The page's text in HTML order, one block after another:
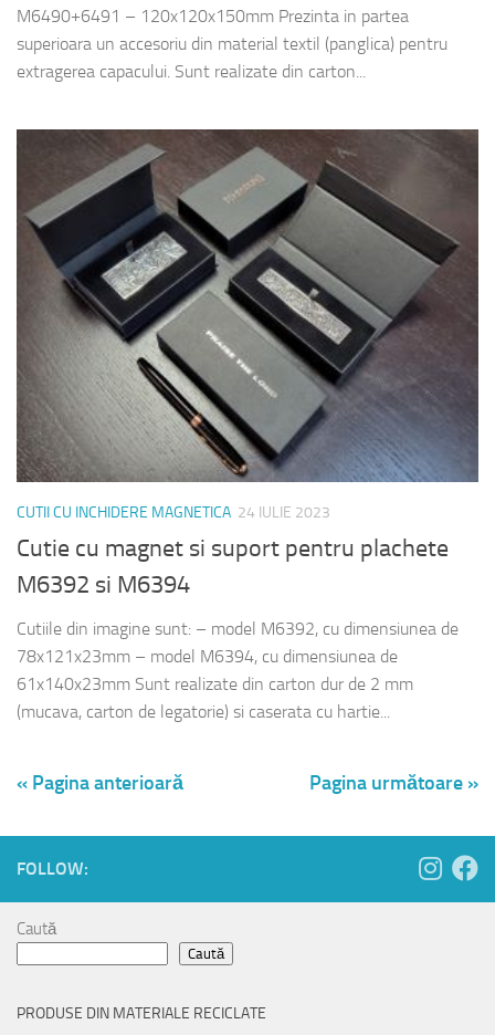
M6490+6491 – 120x120x150mm Prezinta in partea
superioara un accesoriu din material textil (panglica) pentru
extragerea capacului. Sunt realizate din carton...
CUTII CU INCHIDERE MAGNETICA 24 IULIE 2023
Cutie cu magnet si suport pentru plachete
M6392 si M6394
Cutiile din imagine sunt: – model M6392, cu dimensiunea de
78x121x23mm – model M6394, cu dimensiunea de
61x140x23mm Sunt realizate din carton dur de 2 mm
(mucava, carton de legatorie) si caserata cu hartie...
« Pagina anterioară Pagina următoare »
FOLLOW:
Caută
Caută
PRODUSE DIN MATERIALE RECICLATE